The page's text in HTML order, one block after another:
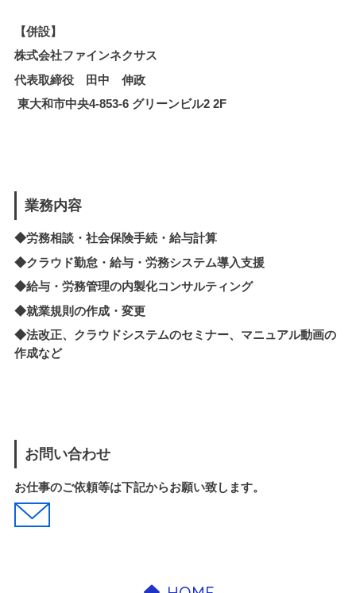
【併設】
株式会社ファインネクサス
代表取締役 田中 伸政
東大和市中央4-853-6 グリーンビル2 2F
業務内容
◆労務相談・社会保険手続・給与計算
◆クラウド勤怠・給与・労務システム導入支援
◆給与・労務管理の内製化コンサルティング
◆就業規則の作成・変更
◆法改正、クラウドシステムのセミナー、マニュアル動画の
作成など
お問い合わせ
お仕事のご依頼等は下記からお願い致します。